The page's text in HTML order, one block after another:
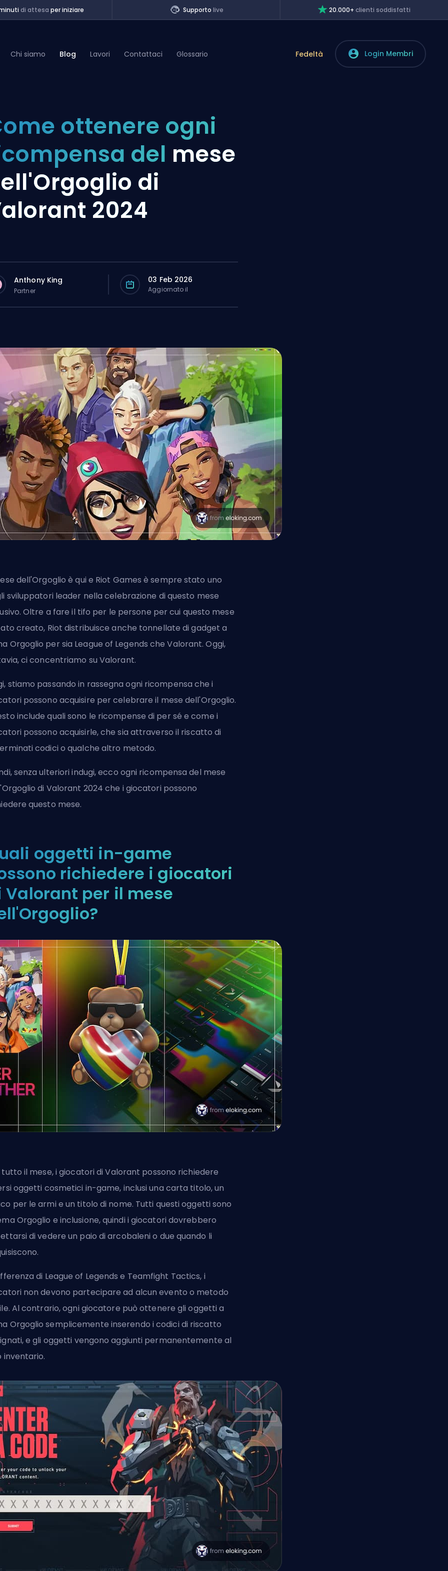
di attesa per iniziare Supporto live 20.000+clienti soddisfatti
Chi siamo Blog Lavori Contattaci Glossario Fedeltà Login Membri
ottenere ogni
del mese
di
2024
Anthony King
Partner
03 Feb 2026
Aggiornato il
dell'Orgoglio è qui e Riot Games è sempre stato uno
sviluppatori leader nella celebrazione di questo mese
Oltre a fare il tifo per le persone per cui questo mese
creato, Riot distribuisce anche tonnellate di gadget a
Orgoglio per sia League of Legends che Valorant. Oggi,
ci concentriamo su Valorant.
stiamo passando in rassegna ogni ricompensa che i
possono acquisire per celebrare il mese dell'Orgoglio.
include quali sono le ricompense di per sé e come i
possono acquisirle, che sia attraverso il riscatto di
codici o qualche altro metodo.
senza ulteriori indugi, ecco ogni ricompensa del mese
di Valorant 2024 che i giocatori possono
questo mese.
oggetti in-game
richiedere i giocatori
Valorant per il mese
tutto il mese, i giocatori diValorant possono richiedere
oggetti cosmetici in-game, inclusi una carta titolo, un
per le armi e un titolo di nome. Tutti questi oggetti sono
Orgoglio e inclusione, quindi i giocatori dovrebbero
di vedere un paio di arcobaleni o due quando li
di League of Legends e Teamfight Tactics, i
non devono partecipare ad alcun evento o metodo
Al contrario, ogni giocatore può ottenere gli oggetti a
Orgoglio semplicemente inserendo i codici di riscatto
e gli oggetti vengono aggiunti permanentemente al
inventario.